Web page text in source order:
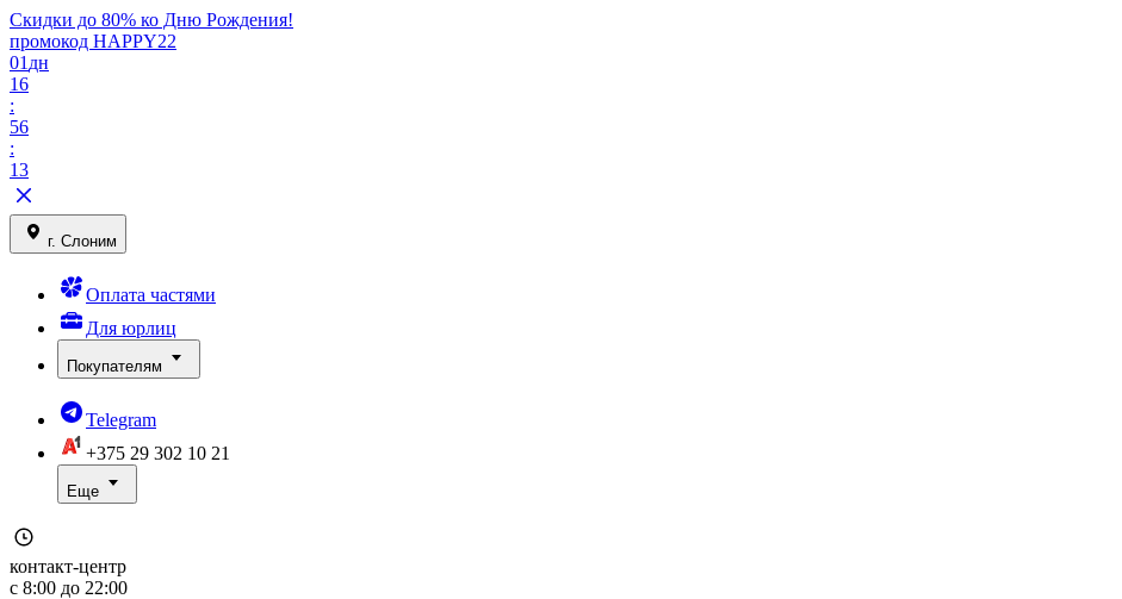
Скидки до 80% ко Дню Рождения!
промокод HAPPY22
01 дн
16
:
56
:
13
г. Слоним
Оплата частями
Для юрлиц
Покупателям
Telegram
+375 29 302 10 21
Еще
контакт-центр
с 8:00 до 22:00